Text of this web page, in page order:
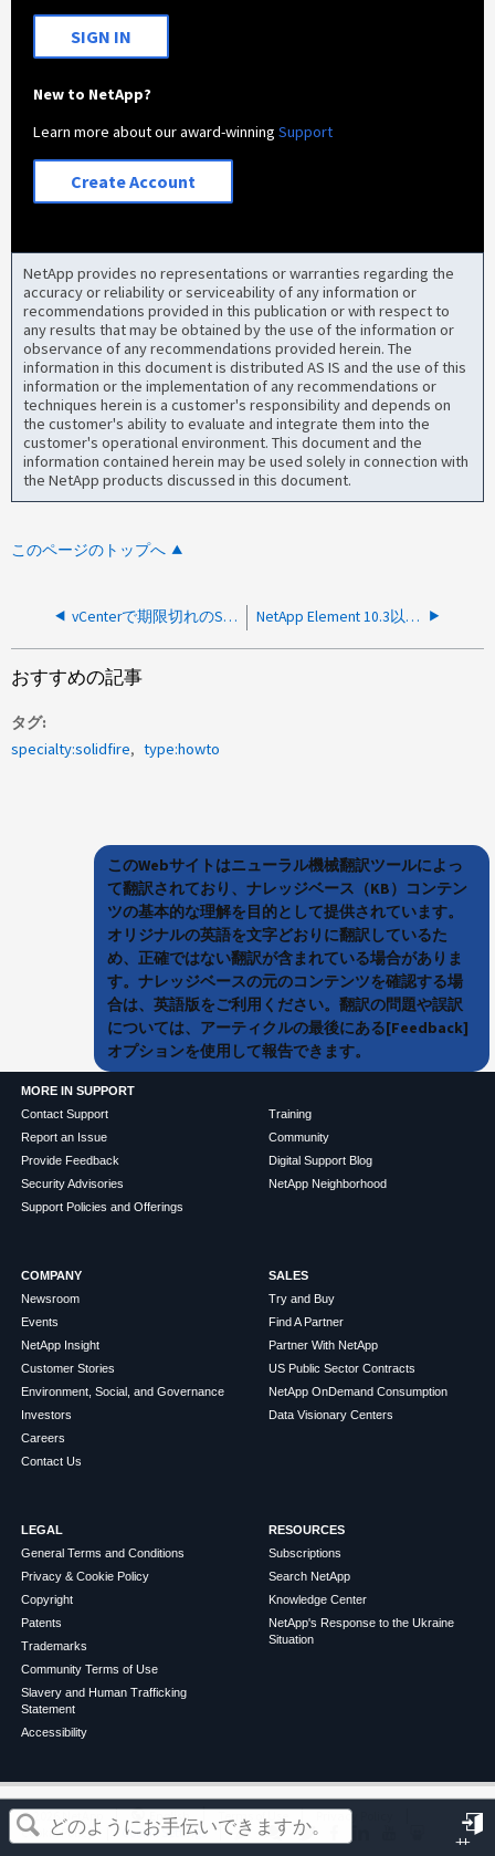
サ
SIGN IN
New to NetApp?
Learn more about our award-winningSupport
Create Account
NetApp provides no representations or warranties regarding the
accuracy or reliability or serviceability of any information or
recommendations provided in this publication or with respect to
any results that may be obtained by the use of the information or
observance of any recommendations provided herein. The
information in this document is distributed AS IS and the use of this
information or the implementation of any recommendations or
techniques herein is a customer's responsibility and depends on
the customer's ability to evaluate and integrate them into the
customer's operational environment. This document and the
information contained herein may be used solely in connection with
the NetApp products discussed in this document.
このページのトップへ
vCenterで期限切れのSolidFire VASA Provider証明書が原因でデータストアにアクセスできません NetApp Element 10.3以降で不正なボンドポート数が検出されました
この記事は役に立ちましたか？
おすすめの記事
タグ
specialty:solidfire
type:howto
このWebサイトはニューラル機械翻訳ツールによっ
て翻訳されており、ナレッジベース（KB）コンテン
ツの基本的な理解を目的として提供されています。
オリジナルの英語を文字どおりに翻訳しているた
め、正確ではない翻訳が含まれている場合がありま
す。ナレッジベースの元のコンテンツを確認する場
合は、英語版をご利用ください。翻訳の問題や誤訳
については、アーティクルの最後にある[Feedback]
オプションを使用して報告できます。
MORE IN SUPPORT
Contact Support
Report an Issue
Provide Feedback
Security Advisories
Support Policies and Offerings
Training
Community
Digital Support Blog
NetApp Neighborhood
COMPANY
Newsroom
Events
NetApp Insight
Customer Stories
Environment, Social, and Governance
Investors
Careers
Contact Us
SALES
Try and Buy
Find A Partner
Partner With NetApp
US Public Sector Contracts
NetApp OnDemand Consumption
Data Visionary Centers
LEGAL
General Terms and Conditions
Privacy & Cookie Policy
Copyright
Patents
Trademarks
Community Terms of Use
Slavery and Human Trafficking
Statement
Accessibility
RESOURCES
Subscriptions
Search NetApp
Knowledge Center
NetApp's Response to the Ukraine
Situation
©2026 NetApp English Terms of Use
Privacy Policy
Cookie Policy
Cookie Settings